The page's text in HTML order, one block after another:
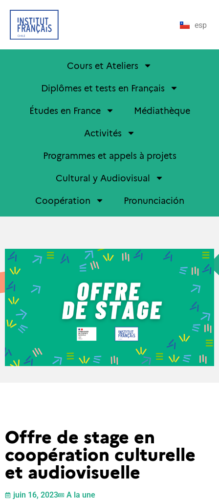
esp
Cours et Ateliers
Diplômes et tests en Français
Études en France
Médiathèque
Activités
Programmes et appels à projets
Cultural y Audiovisual
Coopération
Pronunciación
Offre de stage en
coopération culturelle
et audiovisuelle
juin 16, 2023 A la une